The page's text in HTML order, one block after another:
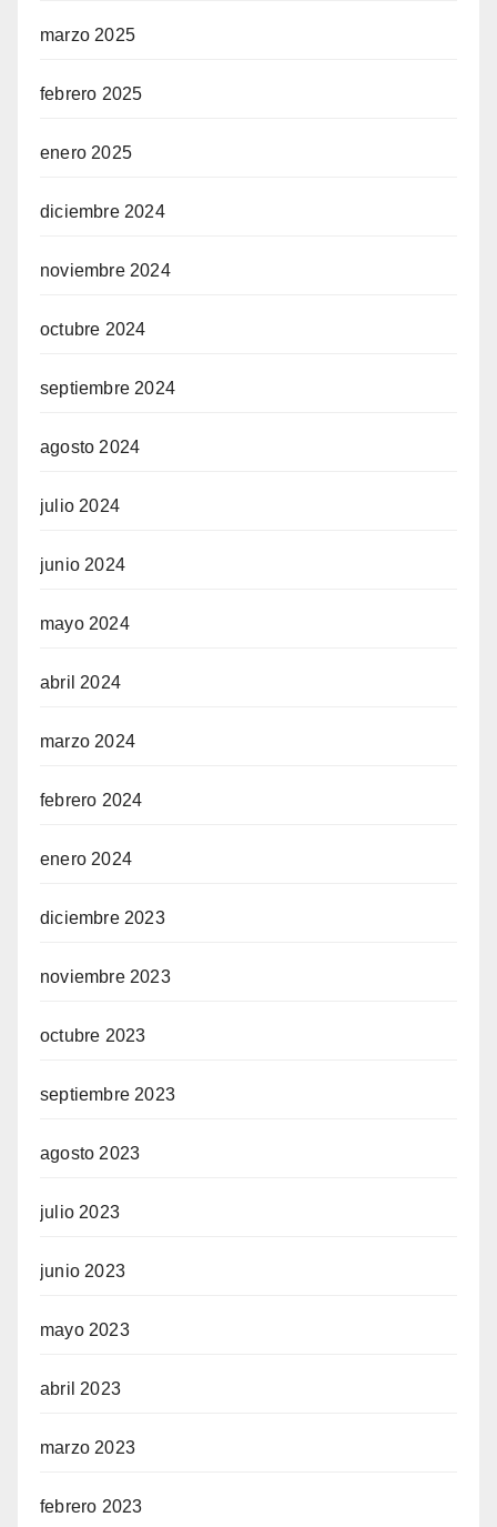
marzo 2025
febrero 2025
enero 2025
diciembre 2024
noviembre 2024
octubre 2024
septiembre 2024
agosto 2024
julio 2024
junio 2024
mayo 2024
abril 2024
marzo 2024
febrero 2024
enero 2024
diciembre 2023
noviembre 2023
octubre 2023
septiembre 2023
agosto 2023
julio 2023
junio 2023
mayo 2023
abril 2023
marzo 2023
febrero 2023